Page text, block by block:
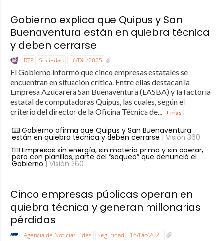
Gobierno explica que Quipus y San
Buenaventura están en quiebra técnica
y deben cerrarse
RTP Sociedad 16/Dic/2025
El Gobierno informó que cinco empresas estatales se
encuentran en situación crítica. Entre ellas destacan la
Empresa Azucarera San Buenaventura (EASBA) y la factoría
estatal de computadoras Quipus, las cuales, según el
criterio del director de la Oficina Técnica de...
+ más
Gobierno afirma que Quipus y San Buenaventura
están en quiebra técnica y deben cerrarse | Visión 360
Empresas sin energía, sin materia prima y sin operar,
pero con planillas, parte del “saqueo” que denunció el
Gobierno | Visión 360
Cinco empresas públicas operan en
quiebra técnica y generan millonarias
pérdidas
Agencia de Noticias Fides Seguridad 16/Dic/2025